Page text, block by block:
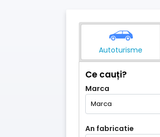
Autoturisme
Ce cauți?
Marca
An fabricatie